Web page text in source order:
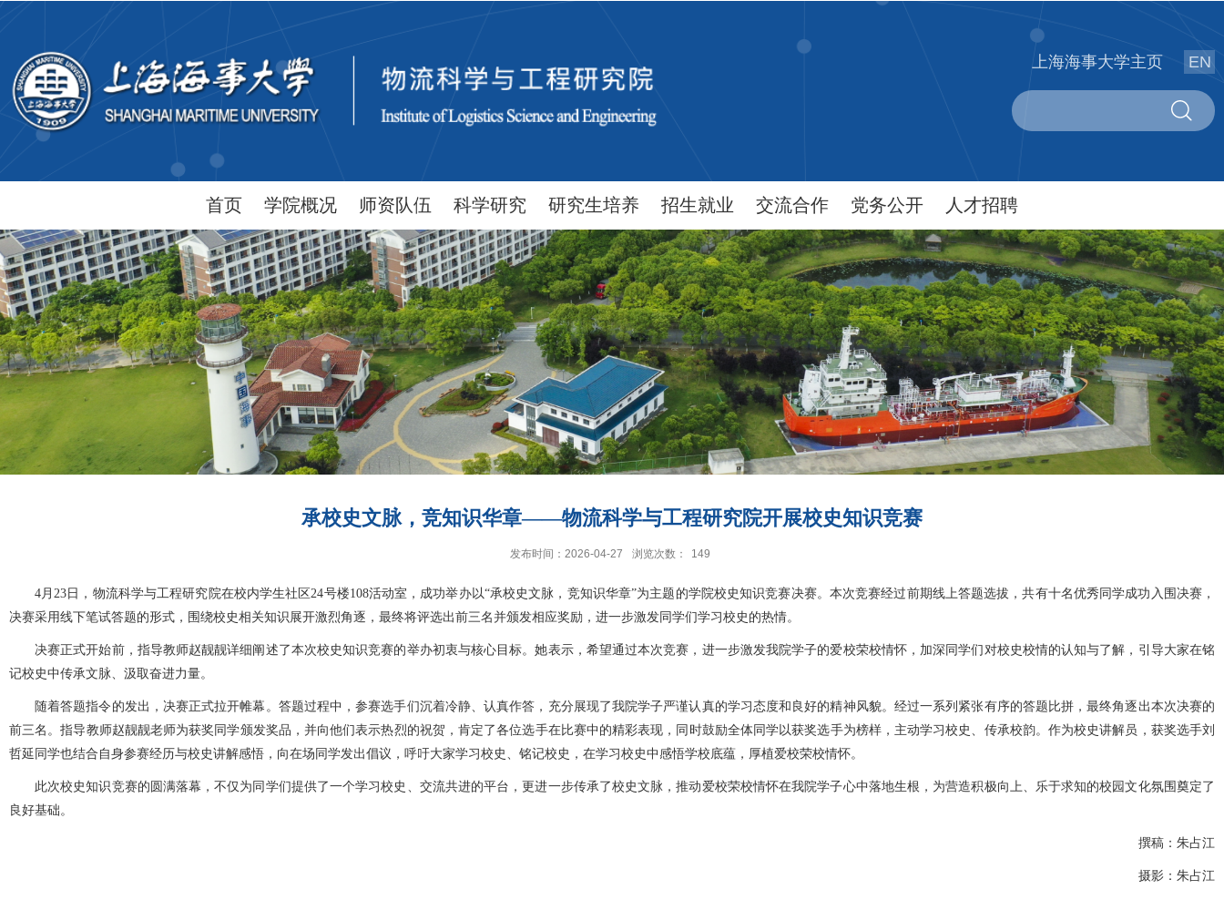
上海海事大学主页 EN
首页 学院概况 师资队伍 科学研究 研究生培养 招生就业 交流合作 党务公开 人才招聘
承校史文脉，竞知识华章——物流科学与工程研究院开展校史知识竞赛
发布时间：2026-04-27 浏览次数： 149
4月23日，物流科学与工程研究院在校内学生社区 24号楼108活动室，成功举办以“承校史文脉，竞知识华章”为主题的学院校史知识竞赛决赛。本次竞赛经过前期线上答题选拔，共有十名优秀同学成功入围决赛，
决赛采用线下笔试答题的形式，围绕校史相关知识展开激烈角逐，最终将评选出前三名并颁发相应奖励，进一步激发同学们学习校史的热情。
决赛正式开始前，指导教师赵靓靓详细阐述了本次校史知识竞赛的举办初衷与核心目标。她表示，希望通过本次竞赛，进一步激发我院学子的爱校荣校情怀，加深同学们对校史校情的认知与了解，引导大家在铭
记校史中传承文脉、汲取奋进力量。
随着答题指令的发出，决赛正式拉开帷幕。答题过程中，参赛选手们沉着冷静、认真作答，充分展现了我院学子严谨认真的学习态度和良好的精神风貌。经过一系列紧张有序的答题比拼，最终角逐出本次决赛的
前三名。指导教师赵靓靓老师为获奖同学颁发奖品，并向他们表示热烈的祝贺，肯定了各位选手在比赛中的精彩表现，同时鼓励全体同学以获奖选手为榜样，主动学习校史、传承校韵。作为校史讲解员，获奖选手刘
哲延同学也结合自身参赛经历与校史讲解感悟，向在场同学发出倡议，呼吁大家学习校史、铭记校史，在学习校史中感悟学校底蕴，厚植爱校荣校情怀。
此次校史知识竞赛的圆满落幕，不仅为同学们提供了一个学习校史、交流共进的平台，更进一步传承了校史文脉，推动爱校荣校情怀在我院学子心中落地生根，为营造积极向上、乐于求知的校园文化氛围奠定了
良好基础。
撰稿：朱占江
摄影：朱占江